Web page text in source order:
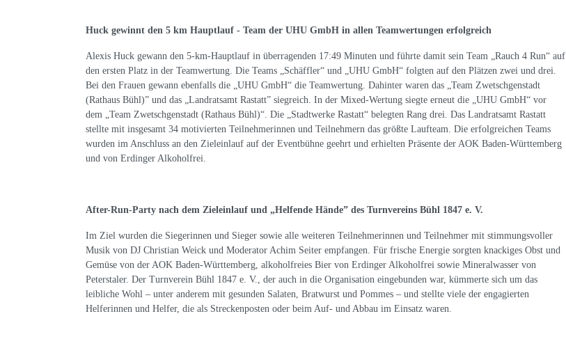
Huck gewinnt den 5 km Hauptlauf - Team der UHU GmbH in allen Teamwertungen erfolgreich
Alexis Huck gewann den 5-km-Hauptlauf in überragenden 17:49 Minuten und führte damit sein Team „Rauch 4 Run“ auf
den ersten Platz in der Teamwertung. Die Teams „Schäffler“ und „UHU GmbH“ folgten auf den Plätzen zwei und drei.
Bei den Frauen gewann ebenfalls die „UHU GmbH“ die Teamwertung. Dahinter waren das „Team Zwetschgenstadt
(Rathaus Bühl)” und das „Landratsamt Rastatt” siegreich. In der Mixed-Wertung siegte erneut die „UHU GmbH“ vor
dem „Team Zwetschgenstadt (Rathaus Bühl)“. Die „Stadtwerke Rastatt“ belegten Rang drei. Das Landratsamt Rastatt
stellte mit insgesamt 34 motivierten Teilnehmerinnen und Teilnehmern das größte Laufteam. Die erfolgreichen Teams
wurden im Anschluss an den Zieleinlauf auf der Eventbühne geehrt und erhielten Präsente der AOK Baden-Württemberg
und von Erdinger Alkoholfrei.
After-Run-Party nach dem Zieleinlauf und „Helfende Hände” des Turnvereins Bühl 1847 e. V.
Im Ziel wurden die Siegerinnen und Sieger sowie alle weiteren Teilnehmerinnen und Teilnehmer mit stimmungsvoller
Musik von DJ Christian Weick und Moderator Achim Seiter empfangen. Für frische Energie sorgten knackiges Obst und
Gemüse von der AOK Baden-Württemberg, alkoholfreies Bier von Erdinger Alkoholfrei sowie Mineralwasser von
Peterstaler. Der Turnverein Bühl 1847 e. V., der auch in die Organisation eingebunden war, kümmerte sich um das
leibliche Wohl – unter anderem mit gesunden Salaten, Bratwurst und Pommes – und stellte viele der engagierten
Helferinnen und Helfer, die als Streckenposten oder beim Auf- und Abbau im Einsatz waren.